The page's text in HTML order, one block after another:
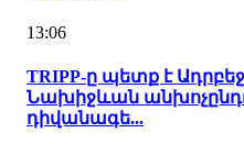
13:06
TRIPP-ը պետք է
Նախիջևան
դիվանագե...